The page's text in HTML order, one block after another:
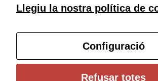
Subscriu-te al butlletí
Configura les cookies
Universitat de Girona
Llegiu la nostra política de
Configuració
Refusar totes
bé per